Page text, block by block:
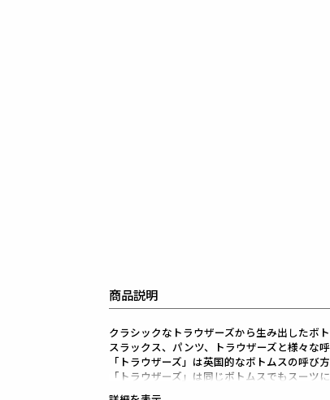
商品説明
クラシックなトラウザーズから生み出したボト
スラックス、パンツ、トラウザーズと様々な
「トラウザーズ」は英国的なボトムスの呼び方
「トラウザーズ」は同じボトムスでもスーツ
礼装用という意味合いが強いフォーマルな名称